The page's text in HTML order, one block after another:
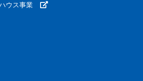
ウス事業